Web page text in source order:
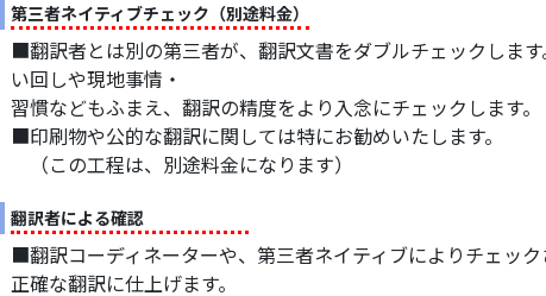
第三者ネイティブチェック（別途料金）
■翻訳者とは別の第三者が、翻訳文書をダブルチェックしま
い回しや現地事情・
習慣などもふまえ、翻訳の精度をより入念にチェックします。
■印刷物や公的な翻訳に関しては特にお勧めいたします。
（この工程は、別途料金になります）
翻訳者による確認
■翻訳コーディネーターや、第三者ネイティブによりチェッ
正確な翻訳に仕上げます。